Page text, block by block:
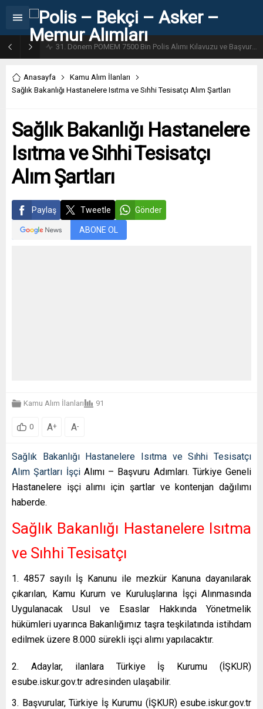
31. Dönem POMEM 7500 Bin Polis Alımı Kılavuzu ve Başvuru Ekranı
Anasayfa
Kamu Alım İlanları
Sağlık Bakanlığı Hastanelere Isıtma ve Sıhhi Tesisatçı Alım Şartları
Sağlık Bakanlığı Hastanelere
Isıtma ve Sıhhi Tesisatçı
Alım Şartları
Paylaş Tweetle Gönder
ABONE OL
Kamu Alım İlanları 91
0 A+ A-
Sağlık Bakanlığı Hastanelere Isıtma ve Sıhhi Tesisatçı
Alım Şartları İşçiAlımı – Başvuru Adımları. Türkiye Geneli
Hastanelere işçi alımı için şartlar ve kontenjan dağılımı
haberde.
Sağlık Bakanlığı Hastanelere Isıtma
ve Sıhhi Tesisatçı
1. 4857 sayılı İş Kanunu ile mezkür Kanuna dayanılarak
çıkarılan, Kamu Kurum ve Kuruluşlarına İşçi Alınmasında
Uygulanacak Usul ve Esaslar Hakkında Yönetmelik
hükümleri uyarınca Bakanlığımız taşra teşkilatında istihdam
edilmek üzere 8.000 sürekli işçi alımı yapılacaktır.
2. Adaylar, ilanlara Türkiye İş Kurumu (İŞKUR)
esube.iskur.gov.tr adresinden ulaşabilir.
3. Başvurular, Türkiye İş Kurumu (İŞKUR) esube.iskur.gov.tr